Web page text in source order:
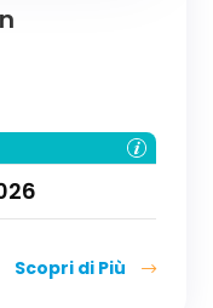
Scopri di Più